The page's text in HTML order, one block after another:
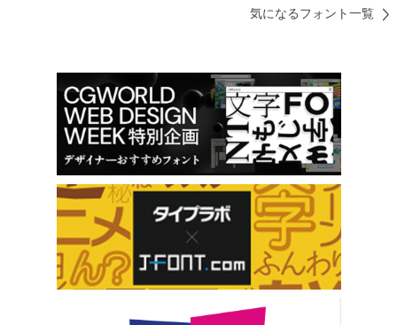
気になるフォント一覧